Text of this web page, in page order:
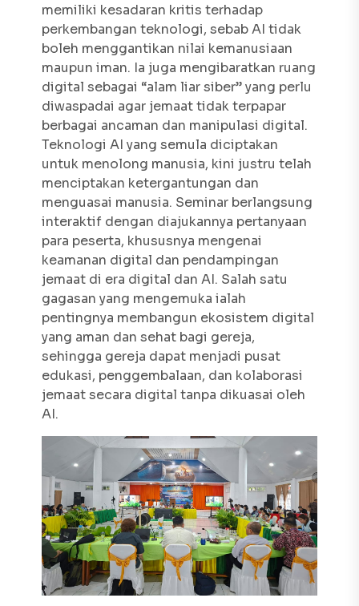
memiliki kesadaran kritis terhadap
perkembangan teknologi, sebab AI tidak
boleh menggantikan nilai kemanusiaan
maupun iman. Ia juga mengibaratkan ruang
digital sebagai “alam liar siber” yang perlu
diwaspadai agar jemaat tidak terpapar
berbagai ancaman dan manipulasi digital.
Teknologi AI yang semula diciptakan
untuk menolong manusia, kini justru telah
menciptakan ketergantungan dan
menguasai manusia. Seminar berlangsung
interaktif dengan diajukannya pertanyaan
para peserta, khususnya mengenai
keamanan digital dan pendampingan
jemaat di era digital dan AI. Salah satu
gagasan yang mengemuka ialah
pentingnya membangun ekosistem digital
yang aman dan sehat bagi gereja,
sehingga gereja dapat menjadi pusat
edukasi, penggembalaan, dan kolaborasi
jemaat secara digital tanpa dikuasai oleh
AI.